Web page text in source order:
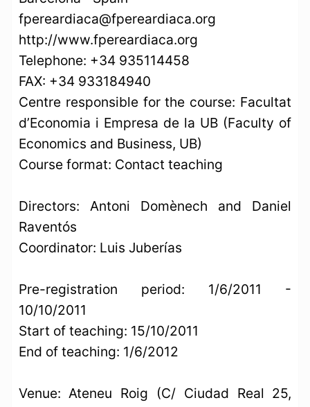
fpereardiaca@fpereardiaca.org
http://www.fpereardiaca.org
Telephone: +34 935114458
FAX: +34 933184940
Centre responsible for the course: Facultat
d’Economia i Empresa de la UB (Faculty of
Economics and Business, UB)
Course format: Contact teaching
Directors: Antoni Domènech and Daniel
Raventós
Coordinator: Luis Juberías
Pre-registration period: 1/6/2011 -
10/10/2011
Start of teaching: 15/10/2011
End of teaching: 1/6/2012
Venue: Ateneu Roig (C/ Ciudad Real 25,